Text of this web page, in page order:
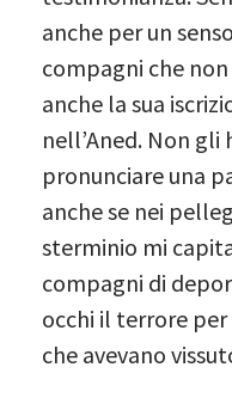
anche per un
compagni che
anche la sua
nell’Aned. Non
pronunciare una
anche se nei
sterminio mi
compagni di
occhi il terrore
che avevano